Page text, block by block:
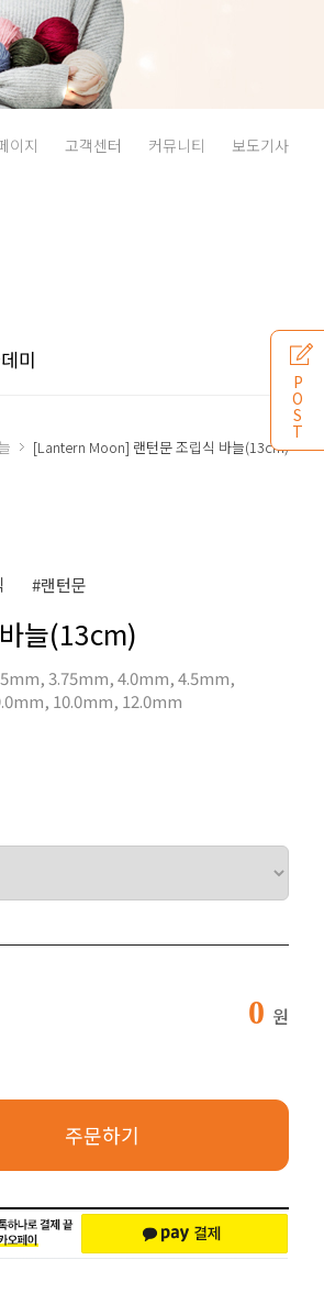
이지 고객센터 커뮤니티 보도기사
미
[Lantern Moon] 랜턴문 조립식 바늘(13cm)
#랜턴문
늘(13cm)
3.75mm, 4.0mm, 4.5mm,
10.0mm, 12.0mm
0 원
주문하기
P
O
S
T